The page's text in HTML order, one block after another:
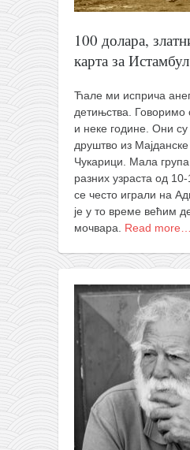
чланарина
бесплатна е-књига
термини тренинга
моја прича
моја прича
контакт
100 долара,
карта за Истамбул
Ћале ми исприча
детињства. Говоримо
и неке године. Они
друштво из
Чукарици. Мала
разних узраста од 10-
се често играли на
је у то време већим
мочвара. Read more…